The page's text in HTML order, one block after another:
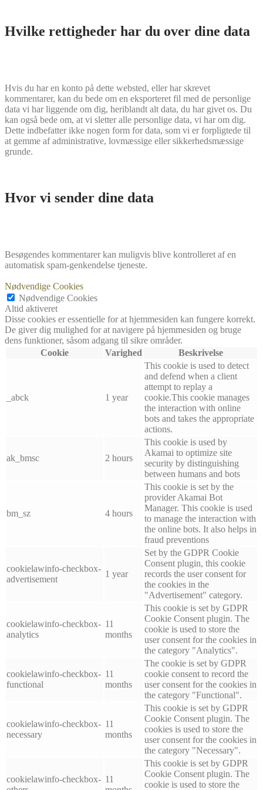
Hvilke rettigheder har du over dine data
Hvis du har en konto på dette websted, eller har skrevet
kommentarer, kan du bede om en eksporteret fil med de personlige
data vi har liggende om dig, heriblandt alt data, du har givet os. Du
kan også bede om, at vi sletter alle personlige data, vi har om dig.
Dette indbefatter ikke nogen form for data, som vi er forpligtede til
at gemme af administrative, lovmæssige eller sikkerhedsmæssige
grunde.
Hvor vi sender dine data
Besøgendes kommentarer kan muligvis blive kontrolleret af en
automatisk spam-genkendelse tjeneste.
Nødvendige Cookies
Nødvendige Cookies
Altid aktiveret
Disse cookies er essentielle for at hjemmesiden kan fungere korrekt.
De giver dig mulighed for at navigere på hjemmesiden og bruge
dens funktioner, såsom adgang til sikre områder.
Cookie
Varighed Beskrivelse
_abck 1 year
This cookie is used to detect
and defend when a client
attempt to replay a
cookie.This cookie manages
the interaction with online
bots and takes the appropriate
actions.
ak_bmsc 2 hours
This cookie is used by
Akamai to optimize site
security by distinguishing
between humans and bots
bm_sz 4 hours
This cookie is set by the
provider Akamai Bot
Manager. This cookie is used
to manage the interaction with
the online bots. It also helps in
fraud preventions
cookielawinfo-checkbox-
advertisement
1 year
Set by the GDPR Cookie
Consent plugin, this cookie
records the user consent for
the cookies in the
"Advertisement" category.
cookielawinfo-checkbox-
analytics
11
months
This cookie is set by GDPR
Cookie Consent plugin. The
cookie is used to store the
user consent for the cookies in
the category "Analytics".
cookielawinfo-checkbox-
functional
11
months
The cookie is set by GDPR
cookie consent to record the
user consent for the cookies in
the category "Functional".
cookielawinfo-checkbox-
necessary
11
months
This cookie is set by GDPR
Cookie Consent plugin. The
cookies is used to store the
user consent for the cookies in
the category "Necessary".
cookielawinfo-checkbox- 11
This cookie is set by GDPR
Cookie Consent plugin. The
cookie is used to store the